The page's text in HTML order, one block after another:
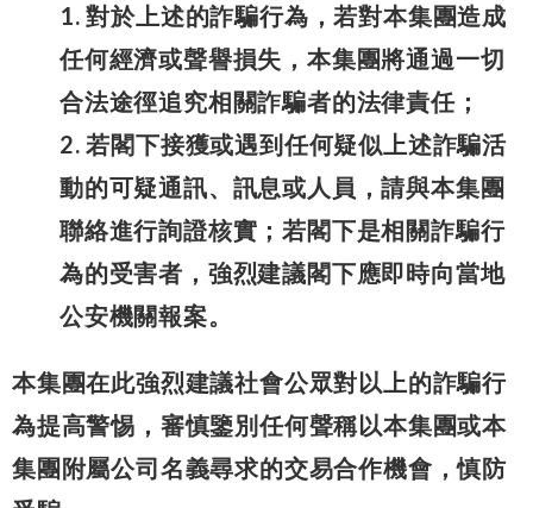
1. 對於上述的詐騙行為，若對本集團造成
任何經濟或聲譽損失，本集團將通過一切
合法途徑追究相關詐騙者的法律責任；
2. 若閣下接獲或遇到任何疑似上述詐騙活
動的可疑通訊、訊息或人員，請與本集團
聯絡進行詢證核實；若閣下是相關詐騙行
為的受害者，強烈建議閣下應即時向當地
公安機關報案。
本集團在此強烈建議社會公眾對以上的詐騙行
為提高警惕，審慎鑒別任何聲稱以本集團或本
集團附屬公司名義尋求的交易合作機會，慎防